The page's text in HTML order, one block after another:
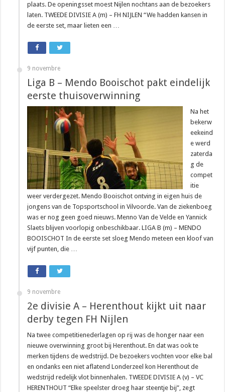
plaats. De openingsset moest Nijlen nochtans aan de bezoekers
laten. TWEEDE DIVISIE A (m) – FH NIJLEN “We hadden kansen in
de eerste set, maar lieten een …
9 novembre
Liga B – Mendo Booischot pakt eindelijk
eerste thuisoverwinning
Na het
bekerw
eekeind
e werd
zaterda
g de
compet
itie
weer verdergezet. Mendo Booischot ontving in eigen huis de
jongens van de Topsportschool in Vilvoorde. Van de ziekenboeg
was er nog geen goed nieuws. Menno Van de Velde en Yannick
Slaets blijven voorlopig onbeschikbaar. LIGA B (m) – MENDO
BOOISCHOT In de eerste set sloeg Mendo meteen een kloof van
vijf punten, die …
9 novembre
2e divisie A – Herenthout kijkt uit naar
derby tegen FH Nijlen
Na twee competitienederlagen op rij was de honger naar een
nieuwe overwinning groot bij Herenthout. En dat was ook te
merken tijdens de wedstrijd. De bezoekers vochten voor elke bal
en ondanks een niet aflatend Londerzeel kon Herenthout de
wedstrijd redelijk vlot binnenhalen. TWEEDE DIVISIE A (v) – VC
HERENTHOUT “Elke speelster droeg haar steentje bij”, zegt